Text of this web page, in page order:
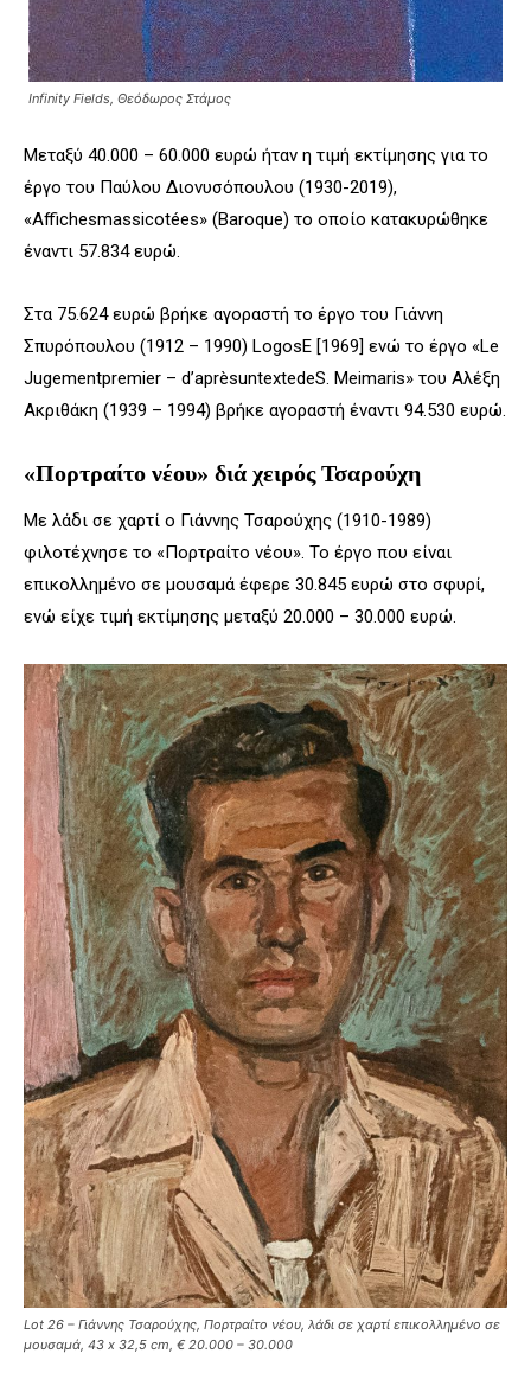
Infinity Fields, Θεόδωρος Στάμος
Μεταξύ 40.000 – 60.000 ευρώ ήταν η τιμή εκτίμησης για το
έργο του Παύλου Διονυσόπουλου (1930-2019),
«Affichesmassicotées» (Baroque) το οποίο κατακυρώθηκε
έναντι 57.834 ευρώ.
Στα 75.624 ευρώ βρήκε αγοραστή το έργο του Γιάννη
Σπυρόπουλου (1912 – 1990) LogosE [1969] ενώ το έργο «Le
Jugementpremier – d’aprèsuntextedeS. Meimaris» του Αλέξη
Ακριθάκη (1939 – 1994) βρήκε αγοραστή έναντι 94.530 ευρώ.
«Πορτραίτο νέου» διά χειρός Τσαρούχη
Με λάδι σε χαρτί ο Γιάννης Τσαρούχης (1910-1989)
φιλοτέχνησε το «Πορτραίτο νέου». Το έργο που είναι
επικολλημένο σε μουσαμά έφερε 30.845 ευρώ στο σφυρί,
ενώ είχε τιμή εκτίμησης μεταξύ 20.000 – 30.000 ευρώ.
Lot 26 – Γιάννης Τσαρούχης, Πορτραίτο νέου, λάδι σε χαρτί επικολλημένο σε
μουσαμά, 43 x 32,5 cm, € 20.000 – 30.000